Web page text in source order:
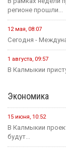
25 июля, 10:43
Сегодня в
конкурсные...
21 июля, 16:04
Учитель из Ики-
представить
1,5 миллиона
инициатив...
Культура